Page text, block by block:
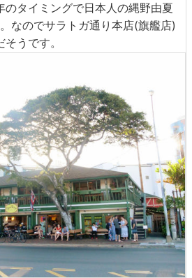
タイミングで日本人の縄野由夏
なのでサラトガ通り本店(旗艦店)
うです。